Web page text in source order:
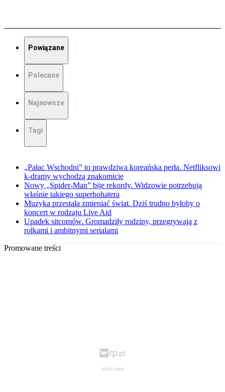
Powiązane
Polecane
Najnowsze
Tagi
„Pałac Wschodni” to prawdziwa koreańska perła. Netfliksowi
k-dramy wychodzą znakomicie
Nowy „Spider-Man” bije rekordy. Widzowie potrzebują
właśnie takiego superbohatera
Muzyka przestała zmieniać świat. Dziś trudno byłoby o
koncert w rodzaju Live Aid
Upadek sitcomów. Gromadziły rodziny, przegrywają z
rolkami i ambitnymi serialami
Promowane treści